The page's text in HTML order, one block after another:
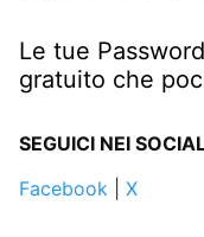
Le tue
gratuito che
SEGUICI NEI
Facebook
X